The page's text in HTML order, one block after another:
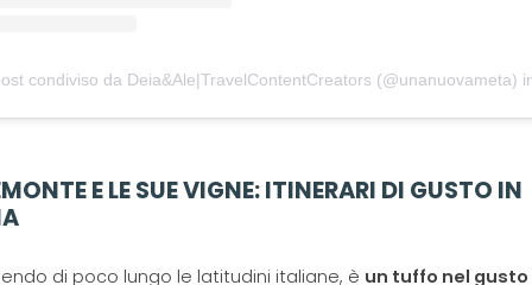
condiviso da Deia&Ale|TravelContentCreators (@unanuovameta)
E LE SUE VIGNE: ITINERARI DI GUSTO IN
di poco lungo le latitudini italiane, è un tuffo nel gusto